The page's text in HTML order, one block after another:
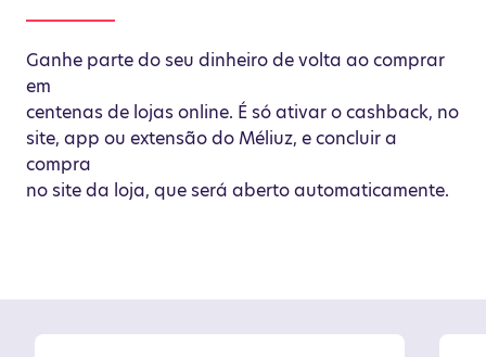
Ganhe parte do seu dinheiro de volta ao comprar
em
centenas de lojas online. É só ativar o cashback, no
site, app ou extensão do Méliuz, e concluir a
compra
no site da loja, que será aberto automaticamente.